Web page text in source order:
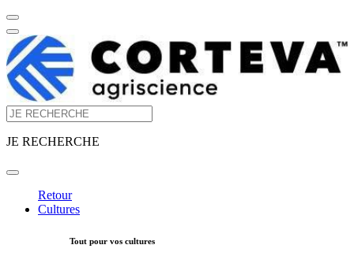
JE RECHERCHE
Retour
Cultures
Tout pour vos cultures